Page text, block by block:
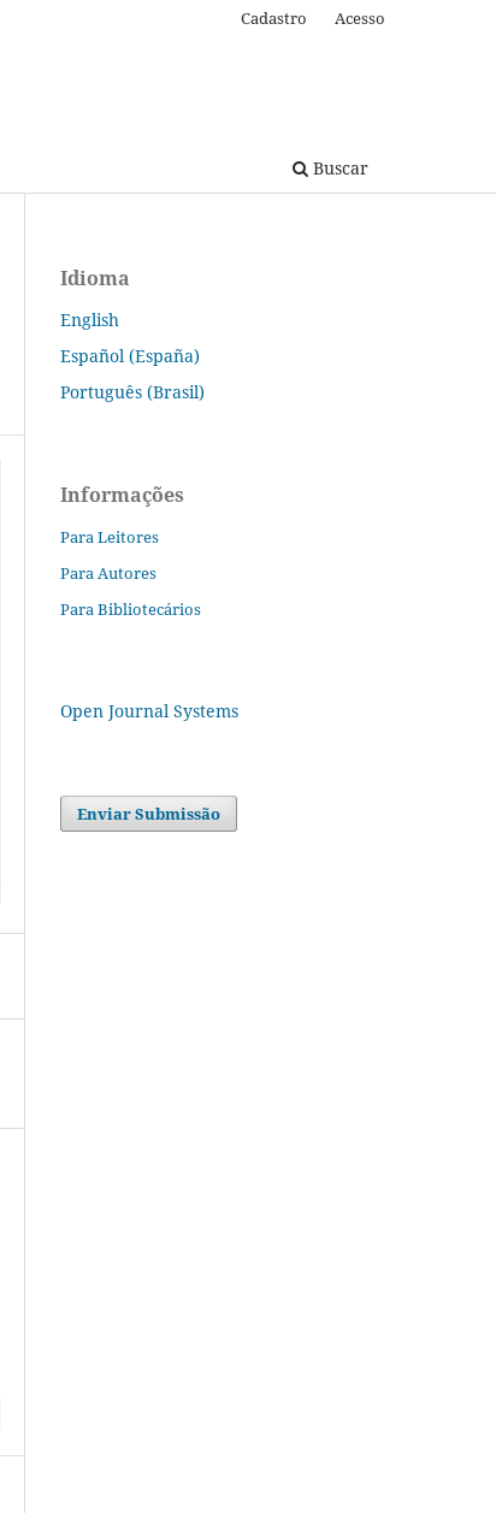
Buscar
Cadastro Acesso
Idioma
English
Español (España)
Português (Brasil)
Informações
Para Leitores
Para Autores
Para Bibliotecários
Open Journal Systems
Enviar Submissão